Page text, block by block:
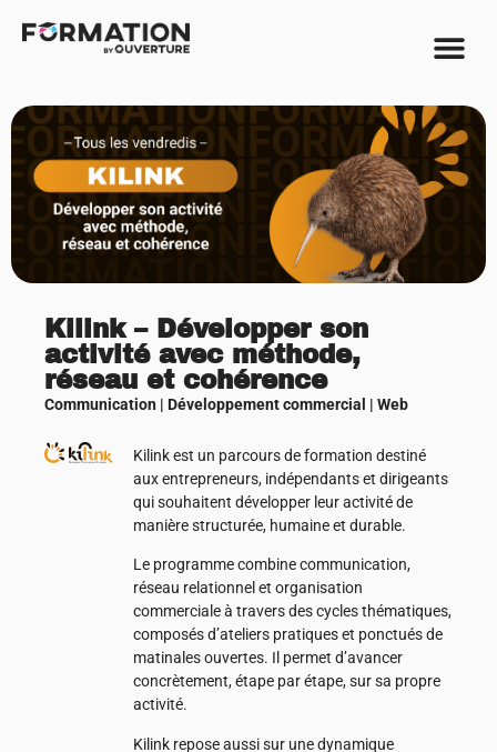
Kilink – Développer son
activité avec méthode,
réseau et cohérence
Communication | Développement commercial | Web
Kilink est un parcours de formation destiné
aux entrepreneurs, indépendants et dirigeants
qui souhaitent développer leur activité de
manière structurée, humaine et durable.
Le programme combine communication,
réseau relationnel et organisation
commerciale à travers des cycles thématiques,
composés d’ateliers pratiques et ponctués de
matinales ouvertes. Il permet d’avancer
concrètement, étape par étape, sur sa propre
activité.
Kilink repose aussi sur une dynamique